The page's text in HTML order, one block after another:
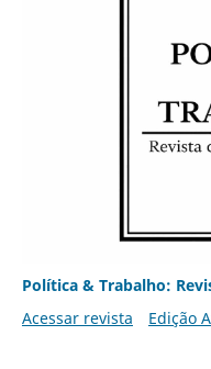
Política & Trabalho:
Acessar revista
Edição